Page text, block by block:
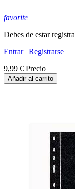
favorite
Debes de estar
Entrar| Registrarse
9,99 € Precio
Añadir al carrito